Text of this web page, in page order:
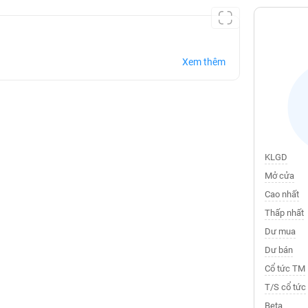
Xem thêm
KLGD
Mở cửa
Cao nhất
Thấp nhất
Dư mua
Dư bán
Cổ tức TM
T/S cổ tức
Beta